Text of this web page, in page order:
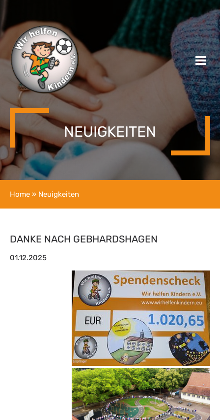
NEUIGKEITEN
Home » Neuigkeiten
DANKE NACH GEBHARDSHAGEN
01.12.2025